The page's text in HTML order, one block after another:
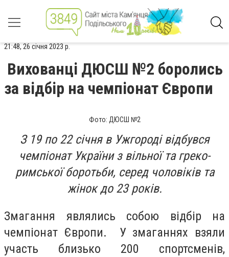
21:48, 26 січня 2023 р.
Вихованці ДЮСШ №2 боролись
за відбір на чемпіонат Європи
Фото: ДЮСШ №2
З 19 по 22 січня в Ужгороді відбувся
чемпіонат України з вільної та греко-
римської боротьби, серед чоловіків та
жінок до 23 років.
Змагання являлись собою відбір на
чемпіонат Європи. У змаганнях взяли
участь близько 200 спортсменів,